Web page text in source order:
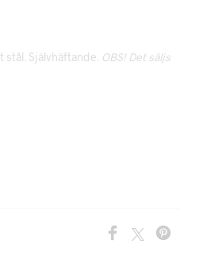
Självhäftande. OBS! Det säljs